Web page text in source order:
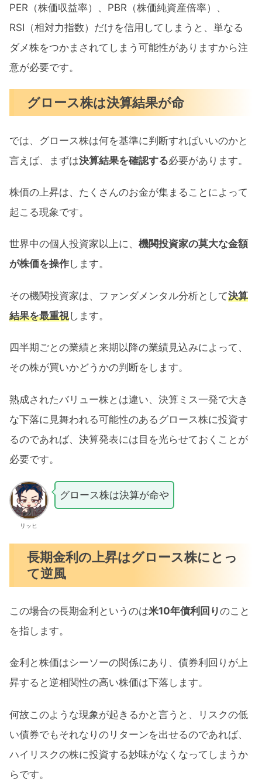
PER（株価収益率）、PBR（株価純資産倍率）、
RSI（相対力指数）だけを信用してしまうと、単なる
ダメ株をつかまされてしまう可能性がありますから注
意が必要です。
グロース株は決算結果が命
では、グロース株は何を基準に判断すればいいのかと
言えば、まずは決算結果を確認する必要があります。
株価の上昇は、たくさんのお金が集まることによって
起こる現象です。
世界中の個人投資家以上に、 機関投資家の莫大な金額
が株価を操作します。
その機関投資家は、ファンダメンタル分析として決算
結果を最重視します。
四半期ごとの業績と来期以降の業績見込みによって、
その株が買いかどうかの判断をします。
熟成されたバリュー株とは違い、決算ミス一発で大き
な下落に見舞われる可能性のあるグロース株に投資す
るのであれば、決算発表には目を光らせておくことが
必要です。
リッヒ
グロース株は決算が命や
長期金利の上昇はグロース株にとっ
て逆風
この場合の長期金利というのは米10年債利回りのこと
を指します。
金利と株価はシーソーの関係にあり、債券利回りが上
昇すると逆相関性の高い株価は下落します。
何故このような現象が起きるかと言うと、リスクの低
い債券でもそれなりのリターンを出せるのであれば、
ハイリスクの株に投資する妙味がなくなってしまうか
らです。